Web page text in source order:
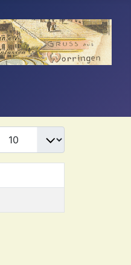
Anzeige #